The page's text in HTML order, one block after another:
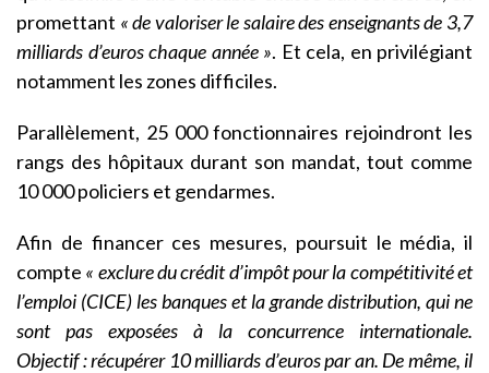
promettant « de valoriser le salaire des enseignants de 3,7
milliards d’euros chaque année ». Et cela, en privilégiant
notamment les zones difficiles.
Parallèlement, 25 000 fonctionnaires rejoindront les
rangs des hôpitaux durant son mandat, tout comme
10 000 policiers et gendarmes.
Afin de financer ces mesures, poursuit le média, il
compte « exclure du crédit d’impôt pour la compétitivité et
l’emploi (CICE) les banques et la grande distribution, qui ne
sont pas exposées à la concurrence internationale.
Objectif : récupérer 10 milliards d’euros par an. De même, il